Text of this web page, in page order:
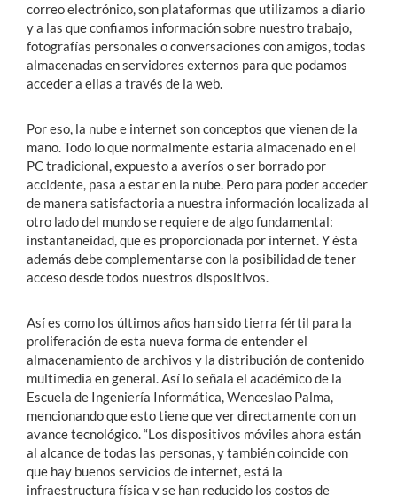
correo electrónico, son plataformas que utilizamos a diario
y a las que confiamos información sobre nuestro trabajo,
fotografías personales o conversaciones con amigos, todas
almacenadas en servidores externos para que podamos
acceder a ellas a través de la web.
Por eso, la nube e internet son conceptos que vienen de la
mano. Todo lo que normalmente estaría almacenado en el
PC tradicional, expuesto a averíos o ser borrado por
accidente, pasa a estar en la nube. Pero para poder acceder
de manera satisfactoria a nuestra información localizada al
otro lado del mundo se requiere de algo fundamental:
instantaneidad, que es proporcionada por internet. Y ésta
además debe complementarse con la posibilidad de tener
acceso desde todos nuestros dispositivos.
Así es como los últimos años han sido tierra fértil para la
proliferación de esta nueva forma de entender el
almacenamiento de archivos y la distribución de contenido
multimedia en general. Así lo señala el académico de la
Escuela de Ingeniería Informática, Wenceslao Palma,
mencionando que esto tiene que ver directamente con un
avance tecnológico. “Los dispositivos móviles ahora están
al alcance de todas las personas, y también coincide con
que hay buenos servicios de internet, está la
infraestructura física y se han reducido los costos de